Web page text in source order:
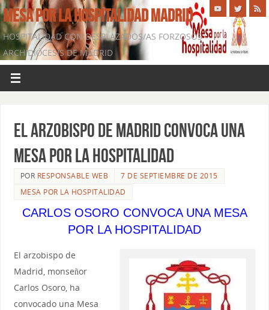
MESA POR LA HOSPITALIDAD MADRID
HOSPITALIDAD CON DESPLAZADOS/AS FORZOSOS -
ARCHIDIÓCESIS DE MADRID
El arzobispo de Madrid convoca una
Mesa por la Hospitalidad
POR RESPONSABLE WEB
7 DE SEPTIEMBRE DE 2015
MESA POR LA HOSPITALIDAD
CARLOS OSORO CONVOCA UNA MESA
POR LA HOSPITALIDAD
El arzobispo de
Madrid, monseñor
Carlos Osoro, ha
convocado una Mesa